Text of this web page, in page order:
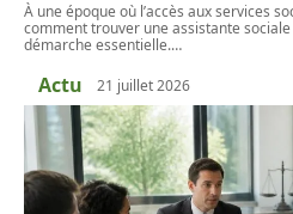
À une époque où l’accès aux services
comment trouver une assistante
démarche essentielle.…
Actu 21 juillet 2026